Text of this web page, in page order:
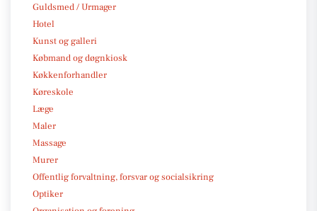
Guldsmed / Urmager
Hotel
Kunst og galleri
Købmand og døgnkiosk
Køkkenforhandler
Køreskole
Læge
Maler
Massage
Murer
Offentlig forvaltning, forsvar og socialsikring
Optiker